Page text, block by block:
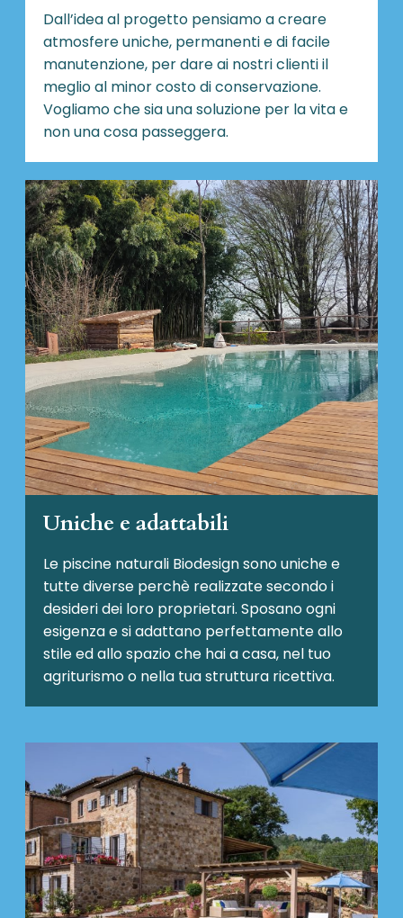
Dall’idea al progetto pensiamo a creare
atmosfere uniche, permanenti e di facile
manutenzione, per dare ai nostri clienti il
meglio al minor costo di conservazione.
Vogliamo che sia una soluzione per la vita e
non una cosa passeggera.
Uniche e adattabili
Le piscine naturali Biodesignsono uniche e
tutte diverse perchè realizzate secondo i
desideri dei loro proprietari. Sposano ogni
esigenza e si adattano perfettamente allo
stile ed allo spazio che hai a casa, nel tuo
agriturismo o nella tua struttura ricettiva.